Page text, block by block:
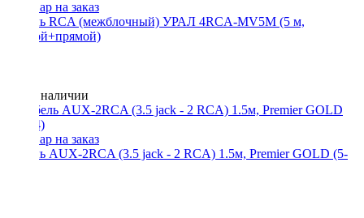
Кабель RCA (межблочный) УРАЛ 4RCA-MV5M (5 м,
прямой+прямой)
Нет в наличии
Кабель AUX-2RCA (3.5 jack - 2 RCA) 1.5м, Premier GOLD (5-